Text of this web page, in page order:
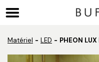
Matériel LED PHEON